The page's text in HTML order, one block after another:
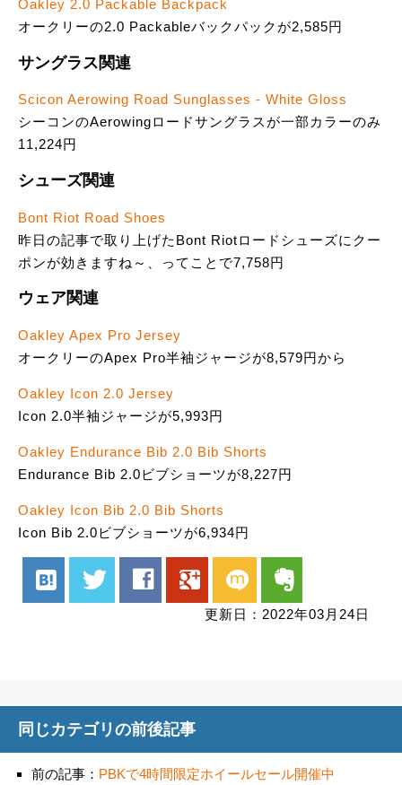
Oakley 2.0 Packable Backpack
オークリーの2.0 Packableバックパックが2,585円
サングラス関連
Scicon Aerowing Road Sunglasses - White Gloss
シーコンのAerowingロードサングラスが一部カラーのみ
11,224円
シューズ関連
Bont Riot Road Shoes
昨日の記事で取り上げたBont Riotロードシューズにクー
ポンが効きますね～、ってことで7,758円
ウェア関連
Oakley Apex Pro Jersey
オークリーのApex Pro半袖ジャージが8,579円から
Oakley Icon 2.0 Jersey
Icon 2.0半袖ジャージが5,993円
Oakley Endurance Bib 2.0 Bib Shorts
Endurance Bib 2.0ビブショーツが8,227円
Oakley Icon Bib 2.0 Bib Shorts
Icon Bib 2.0ビブショーツが6,934円
hatenabookmark twitter facebook google mixi evernote
更新日：2022年03月24日
同じカテゴリの前後記事
前の記事： PBKで4時間限定ホイールセール開催中